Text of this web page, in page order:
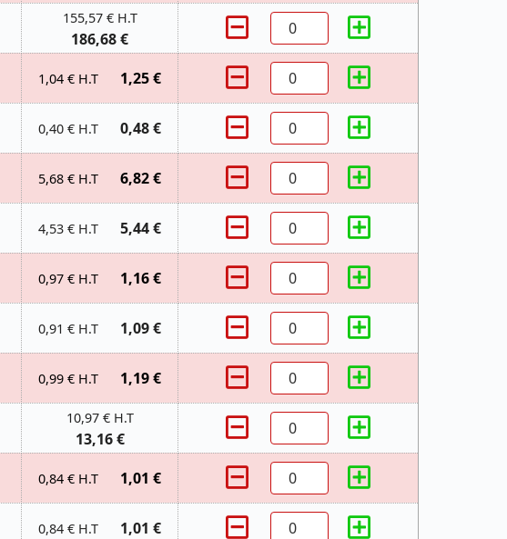
155,57 € H.T
186,68 €
1,04 € H.T 1,25 €
0,40 € H.T 0,48 €
5,68 € H.T 6,82 €
4,53 € H.T 5,44 €
0,97 € H.T 1,16 €
0,91 € H.T 1,09 €
0,99 € H.T 1,19 €
10,97 € H.T
13,16 €
0,84 € H.T 1,01 €
0,84 € H.T 1,01 €